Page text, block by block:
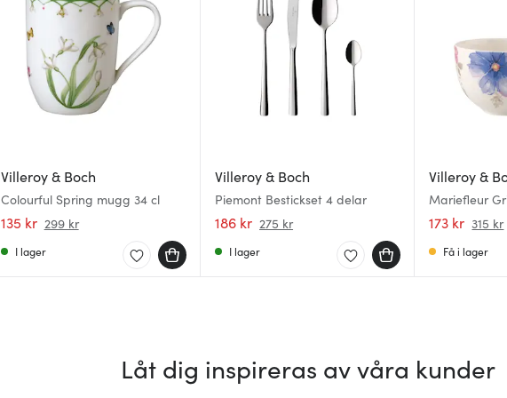
Villeroy & Boch
Colourful Spring mugg 34 cl
135 kr 299 kr
I lager
Villeroy & Boch
Piemont Bestickset 4 delar
186 kr 275 kr
I lager
Villeroy &
Mariefleur
cl
173 kr 315 kr
Få i lager
Låt dig inspireras av våra kunder